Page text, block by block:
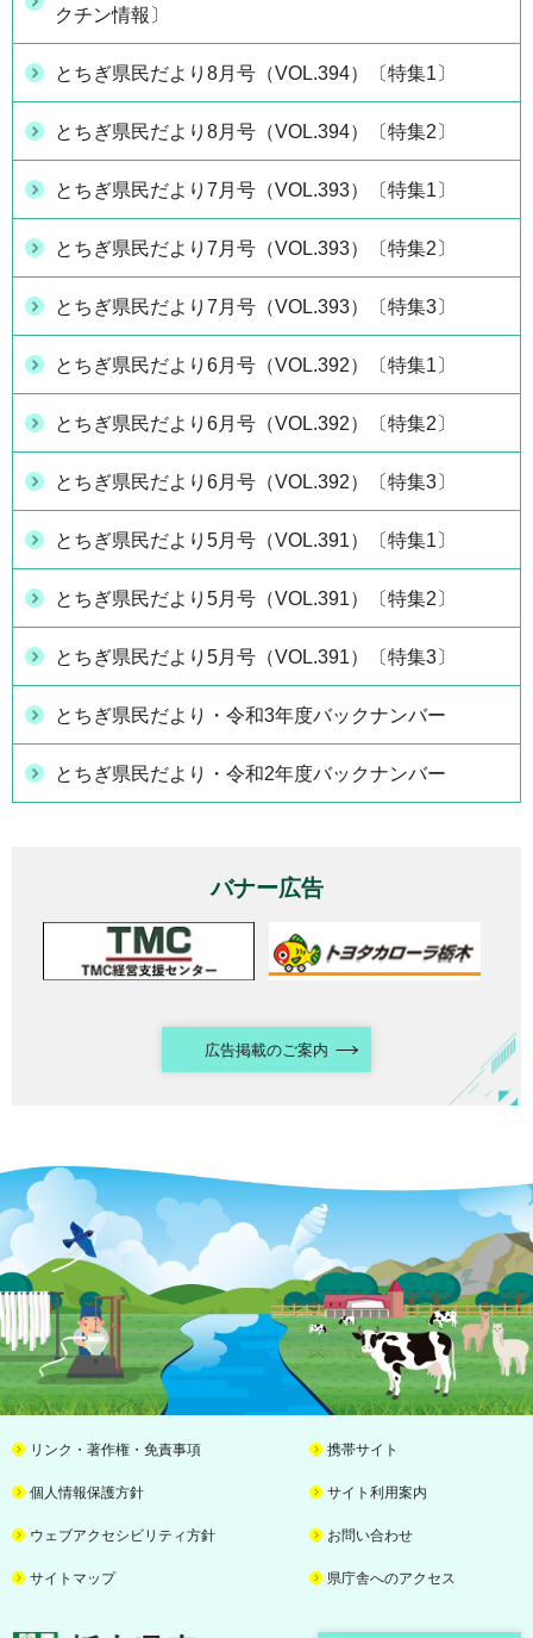
クチン情報〕
とちぎ県民だより8月号（VOL.394）〔特集1〕
とちぎ県民だより8月号（VOL.394）〔特集2〕
とちぎ県民だより7月号（VOL.393）〔特集1〕
とちぎ県民だより7月号（VOL.393）〔特集2〕
とちぎ県民だより7月号（VOL.393）〔特集3〕
とちぎ県民だより6月号（VOL.392）〔特集1〕
とちぎ県民だより6月号（VOL.392）〔特集2〕
とちぎ県民だより6月号（VOL.392）〔特集3〕
とちぎ県民だより5月号（VOL.391）〔特集1〕
とちぎ県民だより5月号（VOL.391）〔特集2〕
とちぎ県民だより5月号（VOL.391）〔特集3〕
とちぎ県民だより・令和3年度バックナンバー
とちぎ県民だより・令和2年度バックナンバー
バナー広告
広告掲載のご案内
リンク・著作権・免責事項 携帯サイト
個人情報保護方針 サイト利用案内
ウェブアクセシビリティ方針 お問い合わせ
サイトマップ 県庁舎へのアクセス